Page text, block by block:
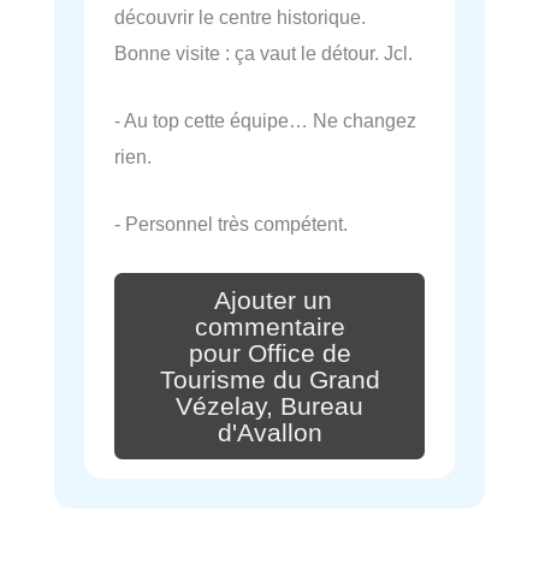
découvrir le centre historique.
Bonne visite : ça vaut le détour. Jcl.
- Au top cette équipe… Ne changez
rien.
- Personnel très compétent.
Ajouter un
commentaire
pour Office de
Tourisme du Grand
Vézelay, Bureau
d'Avallon